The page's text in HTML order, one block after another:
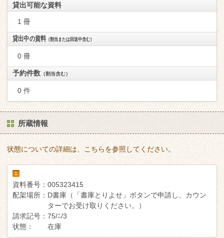
貸出可能な資料
1 冊
貸出中の資料（割当または回送中含む）
0 冊
予約件数 （割当含む）
0 件
所蔵情報
状態についての詳細は、こちらを参照してください。
1
資料番号： 005323415
配架場所： D書庫（「書庫とりよせ」ボタンで申請し、カウン
ターでお受け取りください。）
請求記号： 75/ﾆ/3
状態：
在庫